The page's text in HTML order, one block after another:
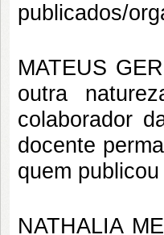
publicados/
MATEUS
outra
colaborador
docente
quem
NATHALIA